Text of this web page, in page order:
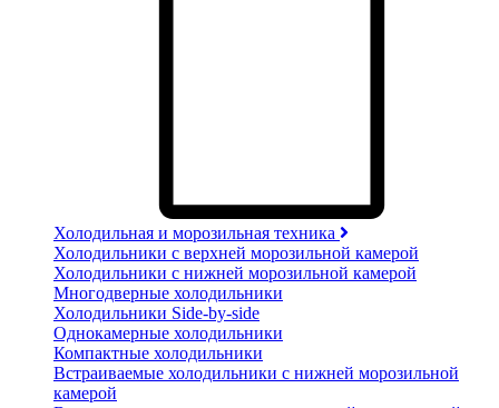
Холодильная и морозильная техника
Холодильники с верхней морозильной камерой
Холодильники с нижней морозильной камерой
Многодверные холодильники
Холодильники Side-by-side
Однокамерные холодильники
Компактные холодильники
Встраиваемые холодильники с нижней морозильной
камерой